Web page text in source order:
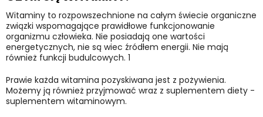
Witaminy to rozpowszechnione na całym świecie organiczne
związki wspomagające prawidłowe funkcjonowanie
organizmu człowieka. Nie posiadają one wartości
energetycznych, nie są wiec źródłem energii. Nie mają
również funkcji budulcowych. 1
Prawie każda witamina pozyskiwana jest z pożywienia.
Możemy ją również przyjmować wraz z suplementem diety -
suplementem witaminowym.